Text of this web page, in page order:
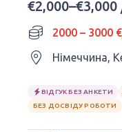
2000 – 3000
Німеччина,
ВІДГУК БЕЗ АНКЕТИ
БЕЗ ДОСВІДУ РОБОТИ